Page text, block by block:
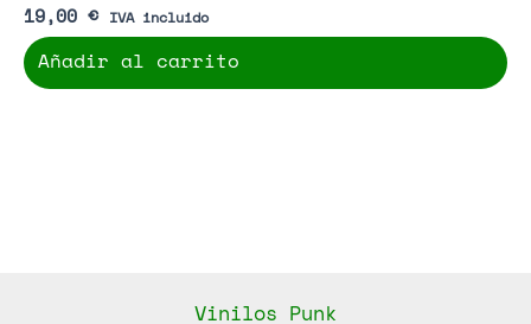
19,00 € IVA incluido
Añadir al carrito
Vinilos Punk